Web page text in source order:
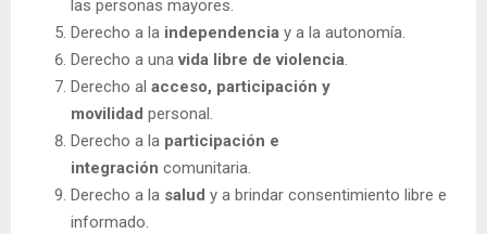
las personas mayores.
Derecho a la independencia y a la autonomía.
Derecho a unavida libre de violencia.
Derecho al acceso, participación y
movilidad personal.
Derecho a la participación e
integración comunitaria.
Derecho a la salud y a brindar consentimiento libre e
informado.